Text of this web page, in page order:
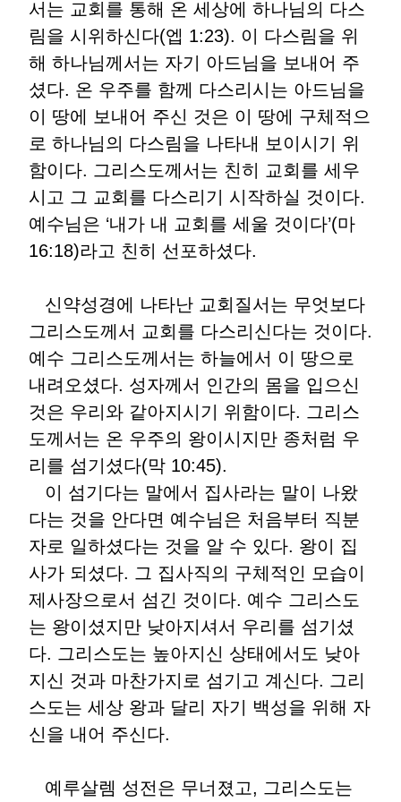
서는 교회를 통해 온 세상에 하나님의 다스
림을 시위하신다(엡 1:23). 이 다스림을 위
해 하나님께서는 자기 아드님을 보내어 주
셨다. 온 우주를 함께 다스리시는 아드님을
이 땅에 보내어 주신 것은 이 땅에 구체적으
로 하나님의 다스림을 나타내 보이시기 위
함이다. 그리스도께서는 친히 교회를 세우
시고 그 교회를 다스리기 시작하실 것이다.
예수님은 ‘내가 내 교회를 세울 것이다’(마
16:18)라고 친히 선포하셨다.
신약성경에 나타난 교회질서는 무엇보다
그리스도께서 교회를 다스리신다는 것이다.
예수 그리스도께서는 하늘에서 이 땅으로
내려오셨다. 성자께서 인간의 몸을 입으신
것은 우리와 같아지시기 위함이다. 그리스
도께서는 온 우주의 왕이시지만 종처럼 우
리를 섬기셨다(막 10:45).
이 섬기다는 말에서 집사라는 말이 나왔
다는 것을 안다면 예수님은 처음부터 직분
자로 일하셨다는 것을 알 수 있다. 왕이 집
사가 되셨다. 그 집사직의 구체적인 모습이
제사장으로서 섬긴 것이다. 예수 그리스도
는 왕이셨지만 낮아지셔서 우리를 섬기셨
다. 그리스도는 높아지신 상태에서도 낮아
지신 것과 마찬가지로 섬기고 계신다. 그리
스도는 세상 왕과 달리 자기 백성을 위해 자
신을 내어 주신다.
예루살렘 성전은 무너졌고, 그리스도는